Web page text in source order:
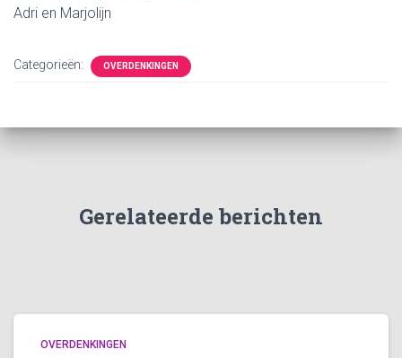
Adri en Marjolijn
Categorieën: OVERDENKINGEN
Gerelateerde berichten
OVERDENKINGEN